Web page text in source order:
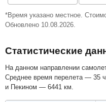
Август
2 128 BYN
Ноябрь
2 019 BYN
Февраль
*Время указано местное.
Обновлено 10.08.2026.
Статистические
На данном направлении
Среднее время перелета — 35
и Пекином — 6441 км.